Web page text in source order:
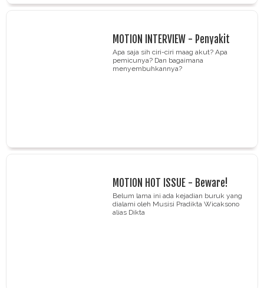
MOTION INTERVIEW - Penyakit
Maag Jangan Dianggap Sepele!
Apa saja sih ciri-ciri maag akut? Apa
pemicunya? Dan bagaimana
menyembuhkannya?
MOTION HOT ISSUE - Beware!
Cowok Juga Bisa Jadi Korban
Pelecehan
Belum lama ini ada kejadian buruk yang
dialami oleh Musisi Pradikta Wicaksono
alias Dikta